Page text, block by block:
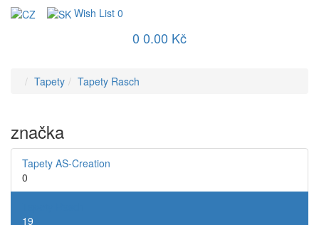
Wish List 0
0 0.00 Kč
Tapety Tapety Rasch
značka
Tapety AS-Creation
0
19